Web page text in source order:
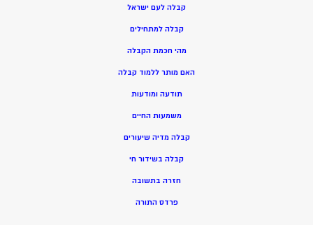
קבלה לעם ישראל
קבלה למתחילים
מהי חכמת הקבלה
האם מותר ללמוד קבלה
תודעה ומודעות
משמעות החיים
קבלה מדיה שיעורים
קבלה בשידור חי
חזרה בתשובה
פרדס התורה